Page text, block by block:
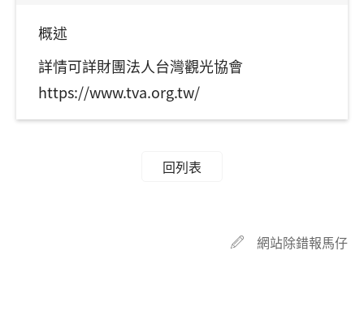
概述
詳情可詳財團法人台灣觀光協會
https://www.tva.org.tw/
回列表
網站除錯報馬仔